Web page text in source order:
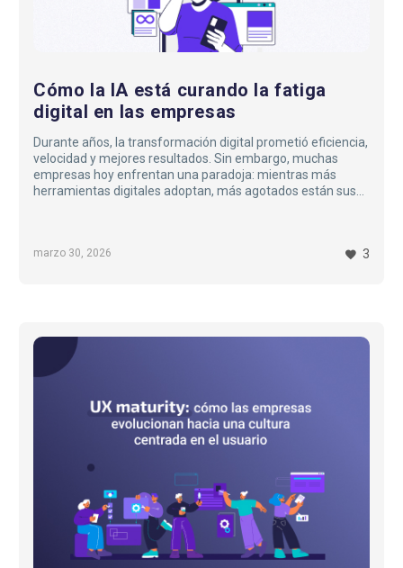
las
empresas
marzo 30, 2026
Cómo la IA está curando la fatiga
digital en las empresas
Durante años, la transformación digital prometió eficiencia,
velocidad y mejores resultados. Sin embargo, muchas
empresas hoy enfrentan una paradoja: mientras más
herramientas digitales adoptan, más agotados están sus
fenómeno cada vez más común: la fatiga digital…
3
hacia
una
centrada
en
usuario